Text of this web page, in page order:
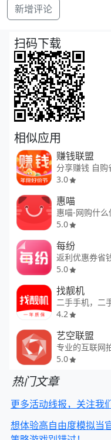
新增评论
扫码下载
相似应用
赚钱联盟
分享赚钱 自购
3.0
惠喵
惠喵-网购什么
5.0
每纷
返利优惠券省
5.0
找靓机
二手手机，二
4.2
艺空联盟
专业的互联网
5.0
热门文章
更多活动线报，关注我
想体验高自由度模拟当